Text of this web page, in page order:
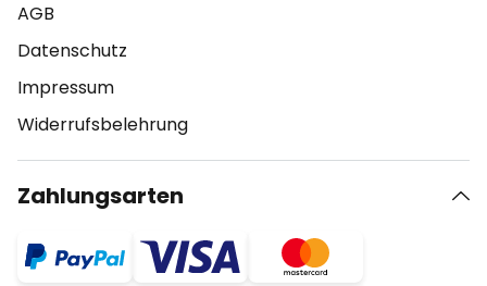
AGB
Datenschutz
Impressum
Widerrufsbelehrung
Zahlungsarten